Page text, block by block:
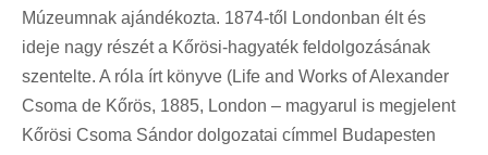
Múzeumnak ajándékozta. 1874-től Londonban élt és
ideje nagy részét a Kőrösi-hagyaték feldolgozásának
szentelte. A róla írt könyve (Life and Works of Alexander
Csoma de Kőrös, 1885, London – magyarul is megjelent
Kőrösi Csoma Sándor dolgozatai címmel Budapesten